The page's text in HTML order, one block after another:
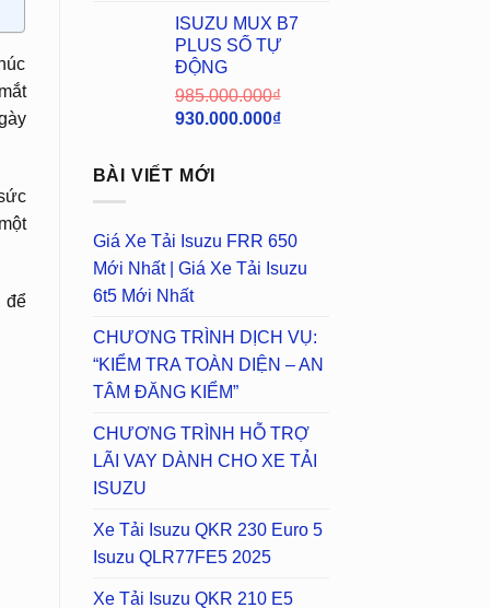
để
ISUZU MUX B7
PLUS SỐ TỰ
ĐỘNG
985.000.000₫
930.000.000₫
BÀI VIẾT MỚI
Giá Xe Tải Isuzu FRR 650
Mới Nhất | Giá Xe Tải Isuzu
6t5 Mới Nhất
CHƯƠNG TRÌNH DỊCH VỤ:
“KIỂM TRA TOÀN DIỆN – AN
TÂM ĐĂNG KIỂM”
CHƯƠNG TRÌNH HỖ TRỢ
LÃI VAY DÀNH CHO XE TẢI
ISUZU
Xe Tải Isuzu QKR 230 Euro 5
Isuzu QLR77FE5 2025
Xe Tải Isuzu QKR 210 E5